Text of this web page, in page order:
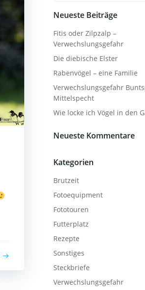
Neueste Beiträge
Fitis oder Zilpzalp –
Verwechslungsgefahr
Die diebische Elster
Rabenvögel – eine Familie
Verwechslungsgefahr
Mittelspecht
Wie locke ich Vögel in den
Neueste Kommentare
Kategorien
Brutzeit
Fotoequipment
Fototouren
Futterplatz
Rezepte
Sonstiges
Steckbriefe
Verwechslungsgefahr